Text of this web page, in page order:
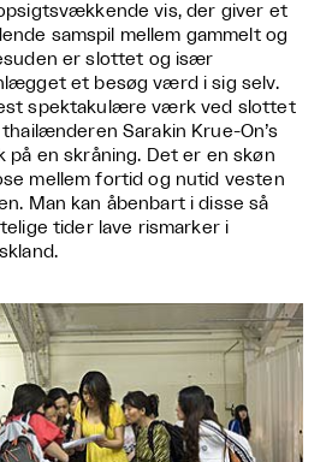
vis, der giver et
samspil mellem gammelt og
er slottet og især
et besøg værd i sig selv.
spektakulære værk ved slottet
Sarakin Krue-On’s
på en skråning. Det er en skøn
mellem fortid og nutid vesten
Man kan åbenbart i disse så
tider lave rismarker i